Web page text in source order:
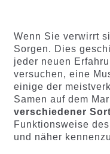
auf
Kundenb
ewertung
en
Wenn Sie verwirrt
Sorgen. Dies
jeder neuen
versuchen, eine
einige der
Samen auf dem
verschiedener
Funktionsweise
und näher